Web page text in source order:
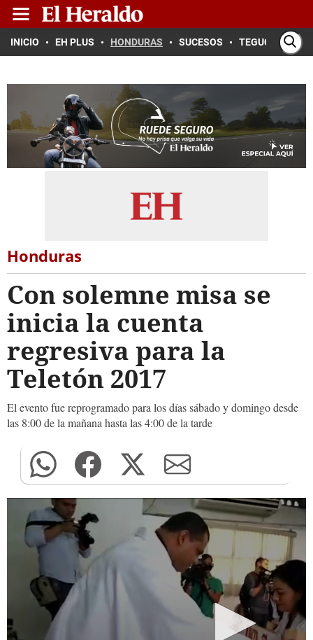
INICIO EH PLUS HONDURAS SUCESOS TEGUCIGALPA
Honduras
Con solemne misa se
inicia la cuenta
regresiva para la
Teletón 2017
El evento fue reprogramado para los días sábado y domingo desde
las 8:00 de la mañana hasta las 4:00 de la tarde
0
seconds
seconds